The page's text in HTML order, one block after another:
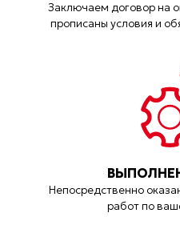
Заключаем договор на
прописаны условия и
Непосредственно
работ по